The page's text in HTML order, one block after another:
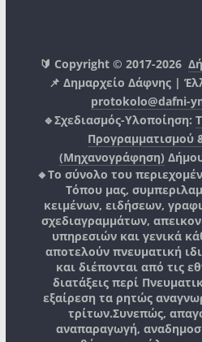
🔰 Copyright © 2017-2026
📌 Δημαρχείο Δάφνης |
protokolo@dafni-
🔹Σχεδιασμός-Υλοποίηση:
Προγραμματισμού
(Μηχανογράφηση)
🔸Το σύνολο του
Τόπου μας,
κειμένων, ειδήσεων,
σχεδιαγραμμάτων,
υπηρεσιών και γενικά
αποτελούν πνευματική
και διέπονται από τις
διατάξεις περί
εξαίρεση τα ρητώς
τρίτων.Συνεπώς,
αναπαραγωγή,